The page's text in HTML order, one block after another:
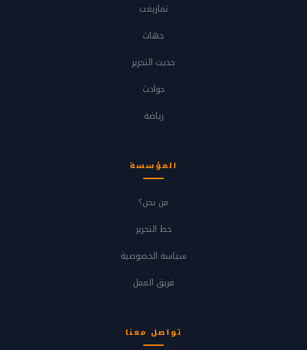
تمازيغت
جهات
حديث التحرير
حوادث
رياضة
المؤسسة
من نحن؟
خط التحرير
سياسة الخصوصية
فريق العمل
تواصل معنا